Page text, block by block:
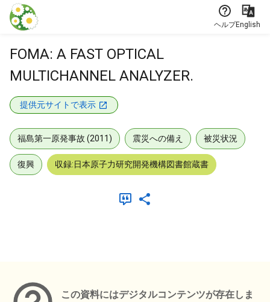
本文に飛ぶ
ヘルプEnglish
FOMA: A FAST OPTICAL
MULTICHANNEL ANALYZER.
提供元サイトで表示
福島第一原発事故 (2011) 震災への備え 被災状況
復興 収録:日本原子力研究開発機構図書館蔵書
この資料にはデジタルコンテンツが存在しま